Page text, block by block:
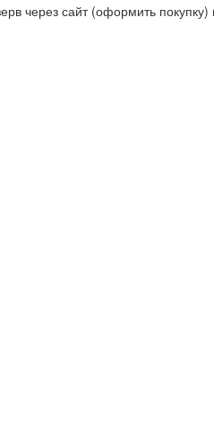
через сайт (оформить покупку)